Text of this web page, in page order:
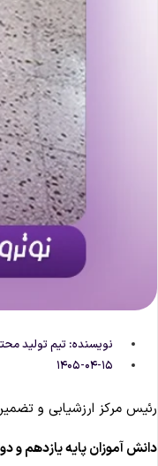
نویسنده: تیم تولید
۱۴۰۵-۰۴-۱۵
رئیس مرکز ارزشیابی و
دانش آموزان پایه یازدهم و